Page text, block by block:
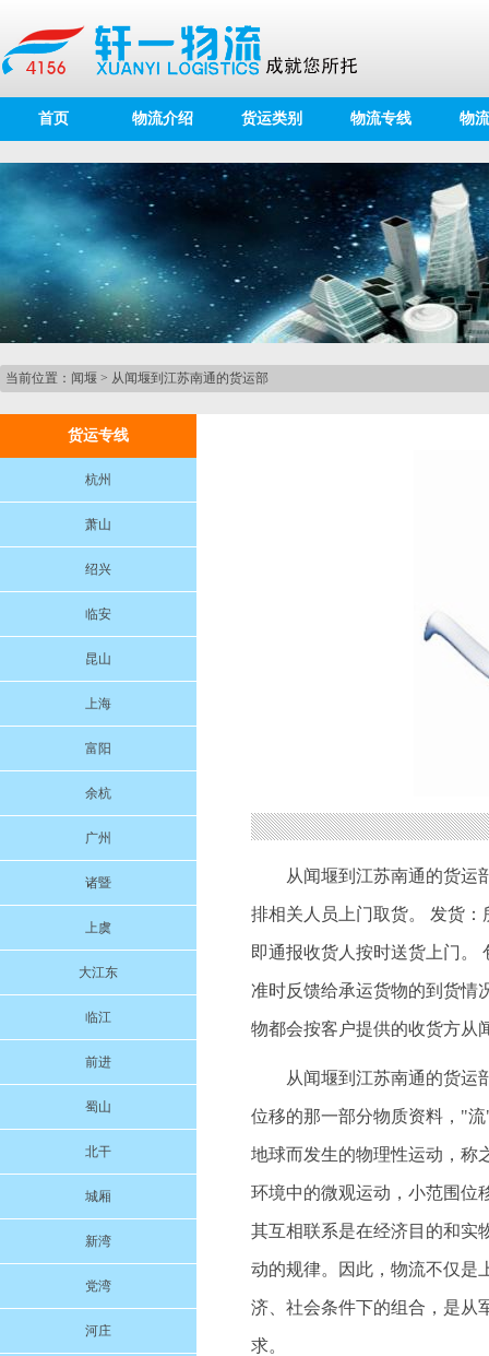
首页 物流介绍 货运类别 物流专线 物
当前位置： 闻堰 > 从闻堰到江苏南通的货运部
货运专线
杭州
萧山
绍兴
临安
昆山
上海
富阳
余杭
广州
诸暨
上虞
大江东
临江
前进
蜀山
北干
城厢
新湾
党湾
河庄
从闻堰到江苏南通的货运
排相关人员上门取货。 发货
即通报收货人按时送货上门。
准时反馈给承运货物的到货情
物都会按客户提供的收货方从
从闻堰到江苏南通的货运
位移的那一部分物质资料，"
地球而发生的物理性运动，称
环境中的微观运动，小范围位
其互相联系是在经济目的和实
动的规律。因此，物流不仅是
济、社会条件下的组合，是从
求。